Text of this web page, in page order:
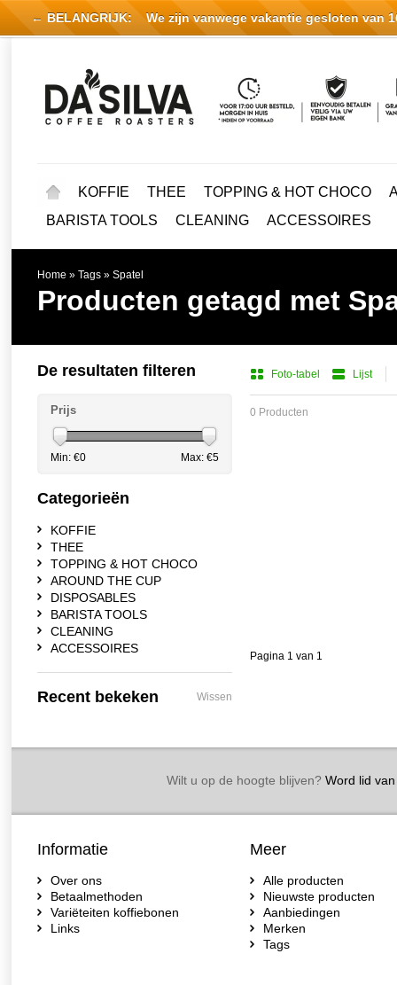
KOFFIE THEE TOPPING & HOT CHOCO
BARISTA TOOLS
CLEANING ACCESSOIRES
Home » Tags » Spatel
Producten getagd met
Foto-tabel Lijst
0 Producten
Pagina 1 van 1
De resultaten filteren
Prijs
Min: €0 Max: €5
Categorieën
KOFFIE
THEE
TOPPING & HOT CHOCO
AROUND THE CUP
DISPOSABLES
BARISTA TOOLS
CLEANING
ACCESSOIRES
Recent bekeken Wissen
Wilt u op de hoogte blijven?Word lid van
Informatie
Over ons
Betaalmethoden
Variëteiten koffiebonen
Links
Meer
Alle producten
Nieuwste producten
Aanbiedingen
Merken
Tags
← BELANGRIJK: We zijn vanwege vakantie gesloten van